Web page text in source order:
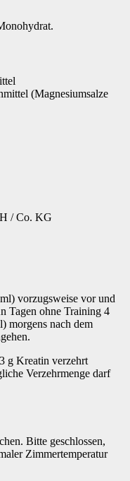
(Magnesiumsalze
/ Co. KG
vorzugsweise vor und
Tagen ohne Training 4
morgens nach dem
g Kreatin verzehrt
Verzehrmenge darf
Bitte geschlossen,
Zimmertemperatur